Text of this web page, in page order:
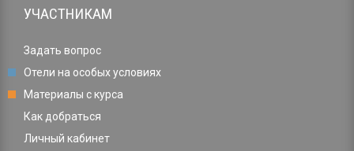
УЧАСТНИКАМ
Задать вопрос
Отели на особых условиях
Материалы с курса
Как добраться
Личный кабинет